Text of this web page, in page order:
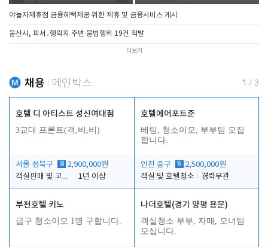
야놀자제휴점 금융혜택제공 위한 제휴 및 금융서비스 게시
울산시, 피서․행락지 주변 불법행위 19건 적발
더보기
채용 메인박스 1 / 3
호텔 디 아티스트 성신여대점
3교대 프론트(격,비,비)
서울 성북구 월 2,900,000원
객실판매 및 고객응대
1년 이상
호텔에어포트준
베팅, 청소이모, 부부팀 모집
합니다.
인천 중구 월 2,500,000원
객실 및 호텔청소
경력무관
부천호텔 키노
급구 청소이모 1명 구합니다.
나더호텔(경기 양평 용문)
객실청소 부부, 자매, 모녀팀
모십니다.